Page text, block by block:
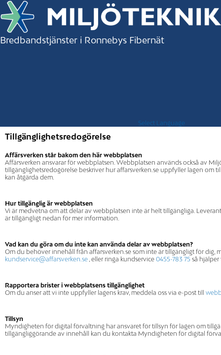
Bredbandstjänster i Ronnebys Fibernät
Select Language
Tillgänglighetsredogörelse
Affärsverken står bakom den här webbplatsen
Affärsverken ansvarar för webbplatsen. Webbplatsen används också av
tillgänglighetsredogörelse beskriver hur affarsverken.se uppfyller lagen
kan åtgärda dem.
Hur tillgänglig är webbplatsen
Vi är medvetna om att delar av webbplatsen inte är helt tillgängliga.
är tillgängligt nedan för mer information.
Vad kan du göra om du inte kan använda delar av webbplatsen?
Om du behöver innehåll från affarsverken.se som inte är tillgängligt för
kundservice@affarsverken.se , eller ringa kundservice 0455-783 75 så hjälper
Rapportera brister i webbplatsens tillgänglighet
Om du anser att vi inte uppfyller lagens krav, meddela oss via e-post till
Tillsyn
Myndigheten för digital förvaltning har ansvaret för tillsyn för lagen om
tillgängliggörande av innehåll kan du kontakta Myndigheten för digital